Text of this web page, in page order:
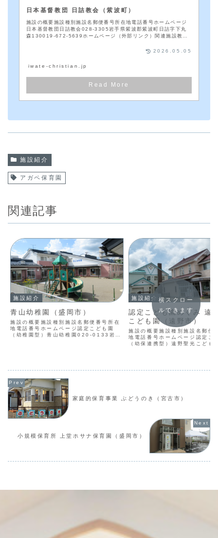
日本基督教団 日詰教会（紫波町）
施設の概要施設種別施設名郵便番号所在地電話番号ホームページ
日本基督教団日詰教会028-3305岩手県紫波郡紫波町日詰字下丸
森130019-672-5639ホームページ（外部リンク）関連施設教会
iwate-christian.jp
2026.05.05
施設紹介
アガペ保育園
関連記事
施設紹介
青山幼稚園（盛岡市）
施設の概要施設種別施設名郵便番号所在
地電話番号ホームページ認定こども園
（幼稚園型）青山幼稚園020-0133岩手
施設紹介
認定こども園めぐみ 遠
こども園（遠野市）
施設の概要施設種別施設名郵便
地電話番号ホームページ認定こ
（幼保連携型）遠野聖光こど
横スクロー
ルできます
家庭的保育事業 ぶどうのき（宮古市）
小規模保育所 上堂ホサナ保育園（盛岡市）